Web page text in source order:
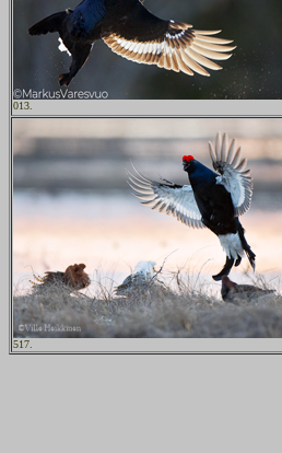
013.
517.